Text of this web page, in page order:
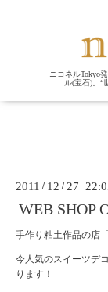
ニコネルTokyo
ル(宝石)。“
2011 / 12 / 27
WEB SHOP
手作り粘土作品の店
今人気のスイーツデ
ります！